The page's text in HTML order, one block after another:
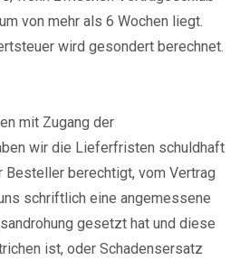
von mehr als 6 Wochen liegt.
wird gesondert berechnet.
mit Zugang der
wir die Lieferfristen schuldhaft
Besteller berechtigt, vom Vertrag
schriftlich eine angemessene
gesetzt hat und diese
ist, oder Schadensersatz